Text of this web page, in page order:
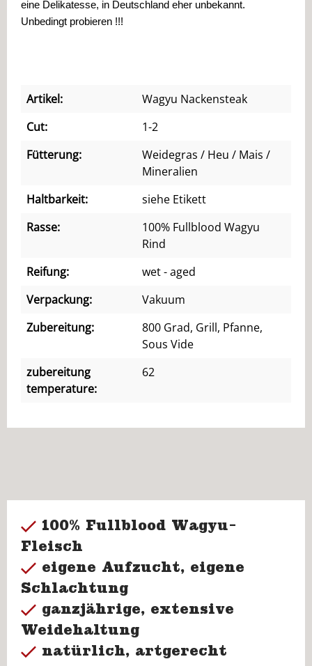
eine Delikatesse, in Deutschland eher unbekannt.
Unbedingt probieren !!!
Artikel:
Wagyu Nackensteak
Cut:
1-2
Fütterung:
Weidegras / Heu / Mais /
Mineralien
Haltbarkeit:
siehe Etikett
Rasse:
100% Fullblood Wagyu
Rind
Reifung:
wet - aged
Verpackung:
Vakuum
Zubereitung:
800 Grad, Grill, Pfanne,
Sous Vide
zubereitung
temperature:
62
100% Fullblood Wagyu-
Fleisch
eigene Aufzucht, eigene
Schlachtung
ganzjährige, extensive
Weidehaltung
natürlich, artgerecht